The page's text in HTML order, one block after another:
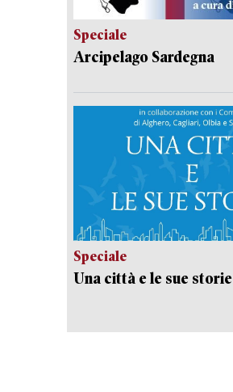
Speciale
Arcipelago Sardegna
Speciale
Una città e le sue storie